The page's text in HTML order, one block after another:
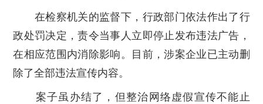
在检察机关的监督下，行政部门依法作出了行
政处罚决定，责令当事人立即停止发布违法广告，
在相应范围内消除影响。目前，涉案企业已主动删
除了全部违法宣传内容。
案子虽办结了，但整治网络虚假宣传不能止